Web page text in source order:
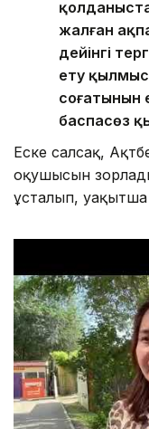
жалған
дейінгі
ету
соғатынын
баспасөз
Еске салсақ,
оқушысын зорлады
ұсталып,